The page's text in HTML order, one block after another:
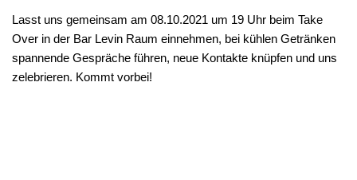
Lasst uns gemeinsam am 08.10.2021 um 19 Uhr beim Take
Over in der Bar Levin Raum einnehmen, bei kühlen Getränken
spannende Gespräche führen, neue Kontakte knüpfen und uns
zelebrieren. Kommt vorbei!